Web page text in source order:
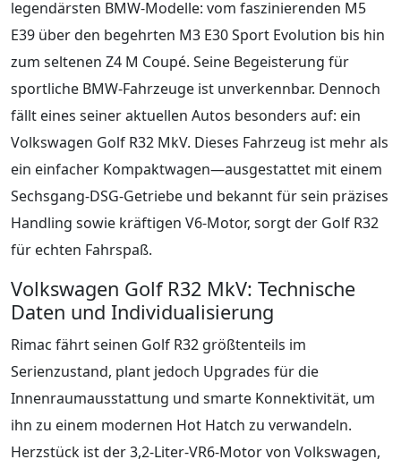
legendärsten BMW-Modelle: vom faszinierenden M5
E39 über den begehrten M3 E30 Sport Evolution bis hin
zum seltenen Z4 M Coupé. Seine Begeisterung für
sportliche BMW-Fahrzeuge ist unverkennbar. Dennoch
fällt eines seiner aktuellen Autos besonders auf: ein
Volkswagen Golf R32 MkV. Dieses Fahrzeug ist mehr als
ein einfacher Kompaktwagen—ausgestattet mit einem
Sechsgang-DSG-Getriebe und bekannt für sein präzises
Handling sowie kräftigen V6-Motor, sorgt der Golf R32
für echten Fahrspaß.
Volkswagen Golf R32 MkV: Technische
Daten und Individualisierung
Rimac fährt seinen Golf R32 größtenteils im
Serienzustand, plant jedoch Upgrades für die
Innenraumausstattung und smarte Konnektivität, um
ihn zu einem modernen Hot Hatch zu verwandeln.
Herzstück ist der 3,2-Liter-VR6-Motor von Volkswagen,